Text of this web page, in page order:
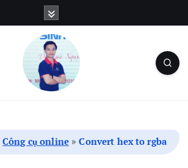
Công cụ online»Convert hex to rgba